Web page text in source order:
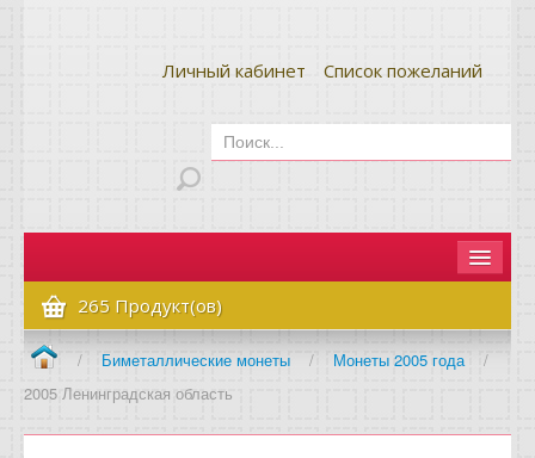
Личный кабинет Список пожеланий
Главная
Как сделать заказ
Оплата и доставка
265 Продукт(ов)
/ Биметаллические монеты / Монеты 2005 года
/
2005 Ленинградская область